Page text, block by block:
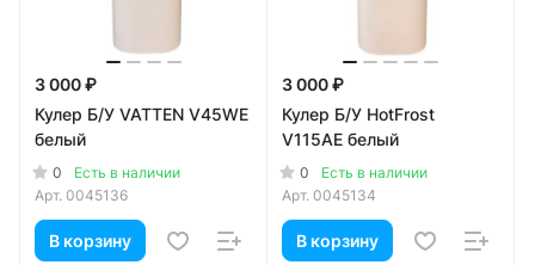
3 000 ₽
Кулер Б/У VATTEN V45WE
белый
0
Есть в наличии
Арт. 0045136
В корзину
3 000 ₽
Кулер Б/У HotFrost
V115AE белый
0
Есть в наличии
Арт. 0045134
В корзину